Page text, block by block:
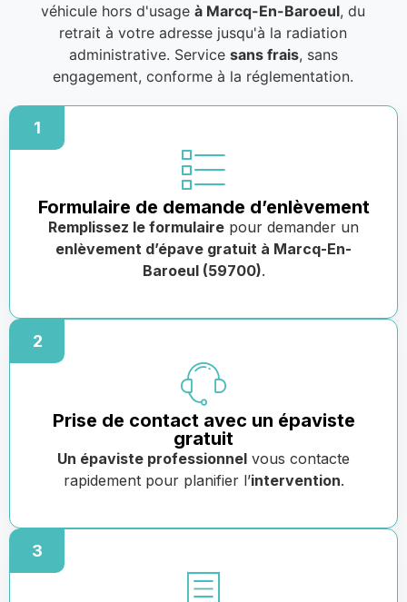
véhicule hors d'usageà Marcq-En-Baroeul, du
retrait à votre adresse jusqu'à la radiation
administrative. Service sans frais, sans
engagement, conforme à la réglementation.
1
Formulaire de demande d’enlèvement
Remplissez le formulaire pour demander un
enlèvement d’épave gratuit à Marcq-En-
Baroeul (59700).
2
Prise de contact avec un épaviste
gratuit
Un épaviste professionnel vous contacte
rapidement pour planifier l’intervention.
3